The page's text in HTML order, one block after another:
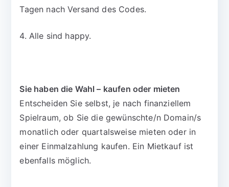
Tagen nach Versand des Codes.
4. Alle sind happy.
Sie haben die Wahl – kaufen oder mieten
Entscheiden Sie selbst, je nach finanziellem
Spielraum, ob Sie die gewünschte/n Domain/s
monatlich oder quartalsweise mieten oder in
einer Einmalzahlung kaufen. Ein Mietkauf ist
ebenfalls möglich.